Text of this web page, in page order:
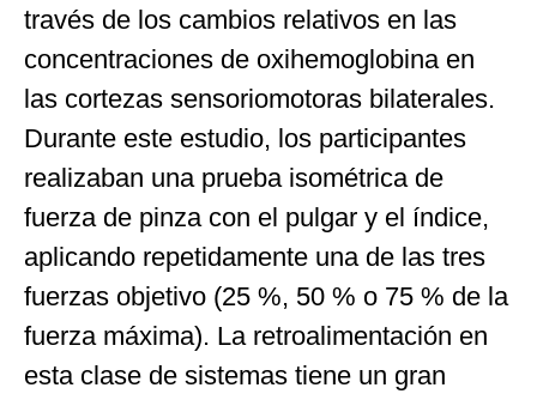
través de los cambios relativos en las
concentraciones de oxihemoglobina en
las cortezas sensoriomotoras bilaterales.
Durante este estudio, los participantes
realizaban una prueba isométrica de
fuerza de pinza con el pulgar y el índice,
aplicando repetidamente una de las tres
fuerzas objetivo (25 %, 50 % o 75 % de la
fuerza máxima). La retroalimentación en
esta clase de sistemas tiene un gran